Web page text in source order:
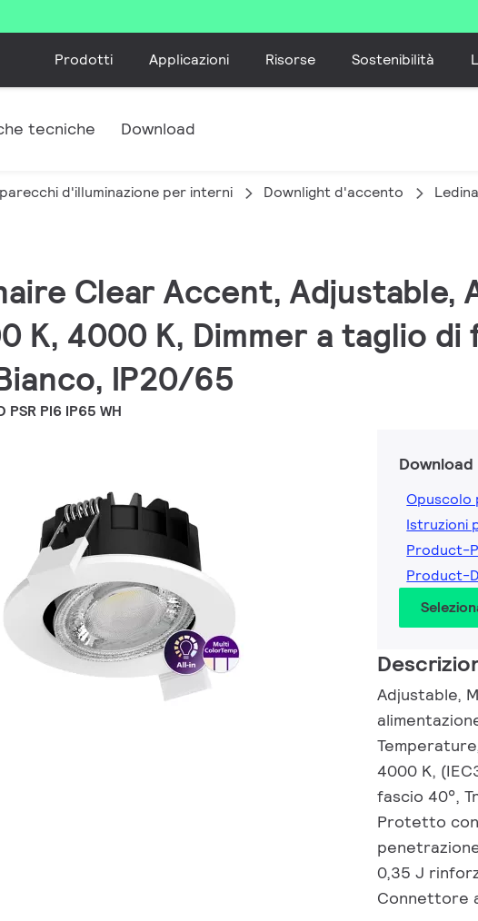
Prodotti Applicazioni Risorse Sostenibilità
tecniche Download
d'illuminazione per interni Downlight d'accento
Clear Accent, Adjustable,
K, 4000 K, Dimmer a taglio di
IP20/65
PI6 IP65 WH
Istruzioni
Product-
Product-
Adjustable,
4000 K,
fascio 40°,
Protetto
0,35 J
Connettore